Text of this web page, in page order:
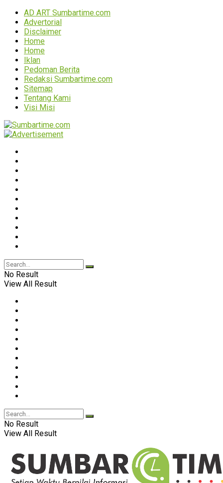
AD ART Sumbartime.com
Advertorial
Disclaimer
Home
Home
Iklan
Pedoman Berita
Redaksi Sumbartime.com
Sitemap
Tentang Kami
Visi Misi
No Result
View All Result
No Result
View All Result